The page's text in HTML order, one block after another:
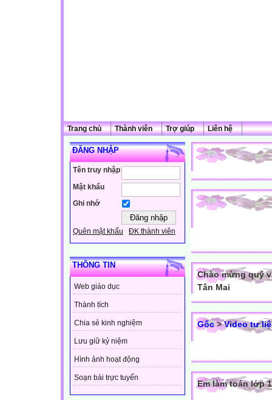
Trang chủ Thành viên Trợ giúp Liên hệ
ĐĂNG NHẬP
Tên truy nhập
Mật khẩu
Ghi nhớ
Quên mật khẩu ĐK thành viên
THÔNG TIN
Web giáo dục
Thành tích
Chia sẻ kinh nghiệm
Lưu giữ kỷ niệm
Hình ảnh hoạt động
Soạn bài trực tuyến
Chào mừng quý
Tân Mai
Gốc>Video tư
Em làm toán lớp 1